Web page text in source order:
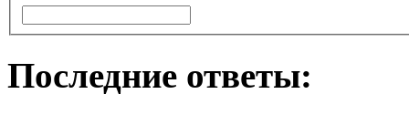
Последние ответы: